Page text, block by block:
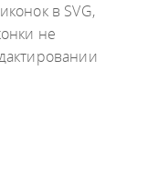
в SVG,
не